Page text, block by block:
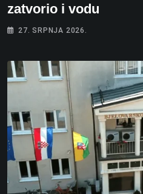
zatvorio i vodu
27. SRPNJA 2026.